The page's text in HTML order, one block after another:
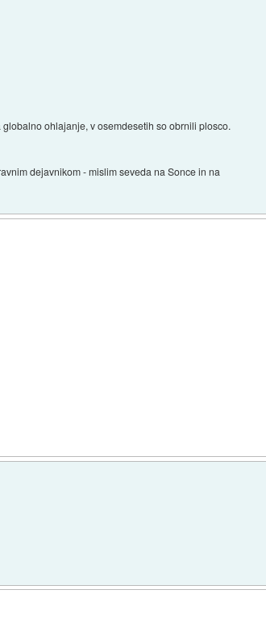
ohlajanje, v osemdesetih so obrnili plosco.
dejavnikom - mislim seveda na Sonce in na